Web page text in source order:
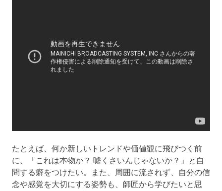
たとえば、何か新しいトレンドや価値観に飛びつく前
に、「これは本物か？ 嘘くさいんじゃないか？」と自
問する癖をつけたい。また、周囲に流されず、自分の信
念や感覚を大切にする姿勢も、師匠から学びたいと思